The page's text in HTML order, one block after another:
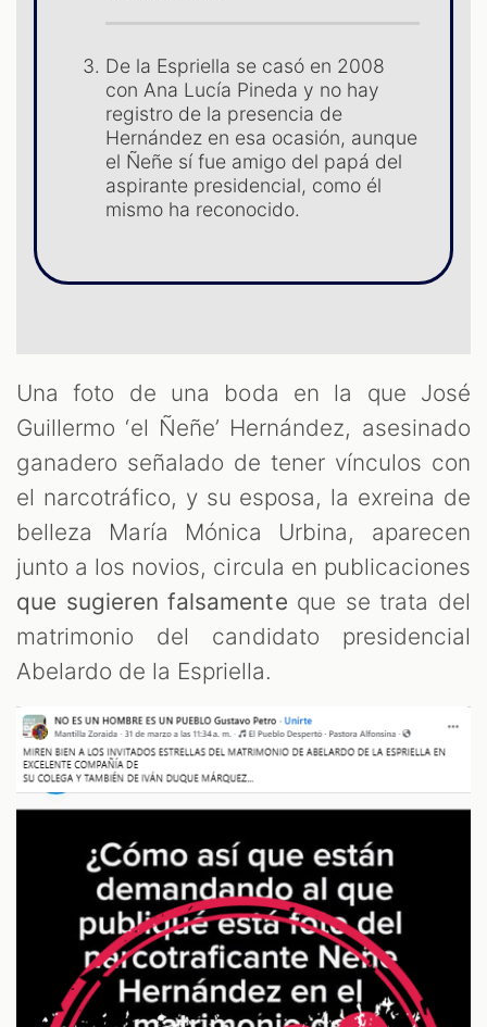
De la Espriella se casó en 2008
con Ana Lucía Pineda y no hay
registro de la presencia de
Hernández en esa ocasión, aunque
el Ñeñe sí fue amigo del papá del
aspirante presidencial, como él
mismo ha reconocido.
Una foto de una boda en la que José
Guillermo ‘el Ñeñe’ Hernández, asesinado
ganadero señalado de tener vínculos con
el narcotráfico, y su esposa, la exreina de
belleza María Mónica Urbina, aparecen
junto a los novios, circula en publicaciones
que sugieren falsamente que se trata del
matrimonio del candidato presidencial
Abelardo de la Espriella.